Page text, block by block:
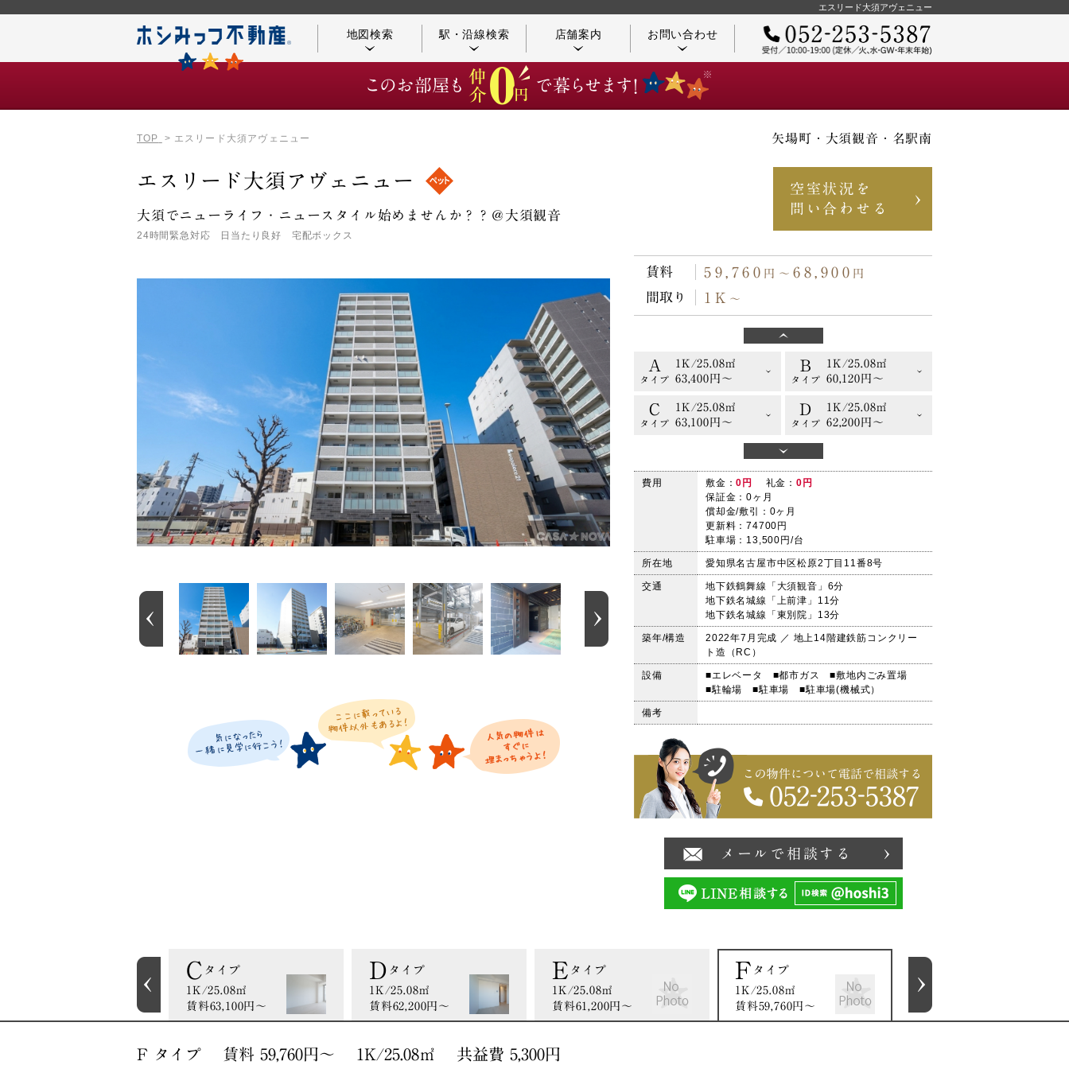
エスリード大須アヴェニュー
地図検索 駅・沿線検索 店舗案内
コンシェルジュ紹介 物件オーナーさまへ
お問い合わせ
TOP エスリード大須アヴェニュー 矢場町・大須観音・名駅南
エスリード大須アヴェニュー
大須でニューライフ・ニュースタイル始めませんか？？＠大須観音
24時間緊急対応 日当たり良好 宅配ボックス
空室状況を
問い合わせる
賃料 59,760 円〜 68,900 円
間取り 1K 〜
C
タイプ
1K/25.08㎡
63,100円〜
D
1K/25.08㎡
A
タイプ
1K/25.08㎡
63,400円〜
B
タイプ
1K/25.08㎡
60,120円〜
C
タイプ
1K/25.08㎡
63,100円〜
D
タイプ
1K/25.08㎡
62,200円〜
1K/25.08㎡
63,400円〜
タイプ
タイプ
1K/25.08㎡
63,100円〜
D
タイプ 62,200円〜
費用 敷金：0円 礼金：0円
保証金：0ヶ月
償却金/敷引：0ヶ月
更新料：74700円
駐車場：13,500円/台
所在地 愛知県名古屋市中区松原2丁目11番8号
交通
地下鉄鶴舞線「大須観音」6分
地下鉄名城線「上前津」11分
地下鉄名城線「東別院」13分
築年/構造
2022年7月完成 ／ 地上14階建鉄筋コンクリー
ト造（RC）
設備 ■エレベータ ■都市ガス■敷地内ごみ置場
■駐輪場 ■駐車場 ■駐車場(機械式）
備考
メールで相談する
C タイプ
1K/25.08㎡
賃料63,100円〜
D タイプ
1K/25.08㎡
賃料62,200円〜
E タイプ
1K/25.08㎡
賃料61,200円〜
F タイプ
1K/25.08㎡
賃料59,760円〜
A
1K/25.08㎡
賃料63,400円〜
F タイプ 賃料 59,760円〜 1K/25.08㎡ 共益費 5,300円